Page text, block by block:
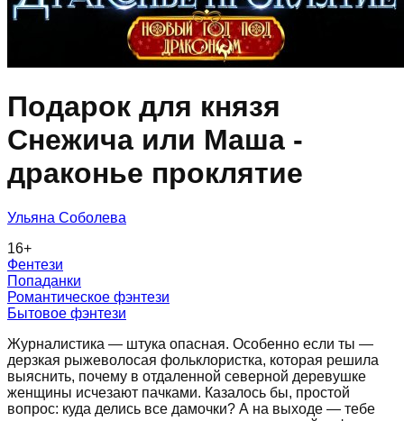
Подарок для князя
Снежича или Маша -
драконье проклятие
Ульяна Соболева
16+
Фентези
Попаданки
Романтическое фэнтези
Бытовое фэнтези
Журналистика — штука опасная. Особенно если ты —
дерзкая рыжеволосая фольклористка, которая решила
выяснить, почему в отдаленной северной деревушке
женщины исчезают пачками. Казалось бы, простой
вопрос: куда делись все дамочки? А на выходе — тебе